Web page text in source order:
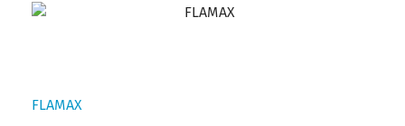
FLAMAX